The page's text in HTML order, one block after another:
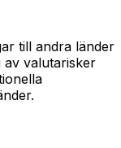
till andra länder
valutarisker